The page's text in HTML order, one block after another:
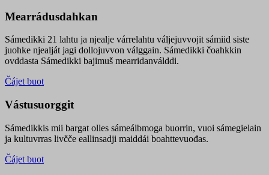
Mearrádusdahkan
Sámedikki 21 lahtu ja njealje várrelahtu váljejuvvojit sámiid siste
juohke njealját jagi dollojuvvon válggain. Sámedikki čoahkkin
ovddasta Sámedikki bajimuš mearridanválddi.
Čájet buot
Vástusuorggit
Sámedikkis mii bargat olles sámeálbmoga buorrin, vuoi sámegielain
ja kultuvrras livčče eallinsadji maiddái boahttevuođas.
Čájet buot